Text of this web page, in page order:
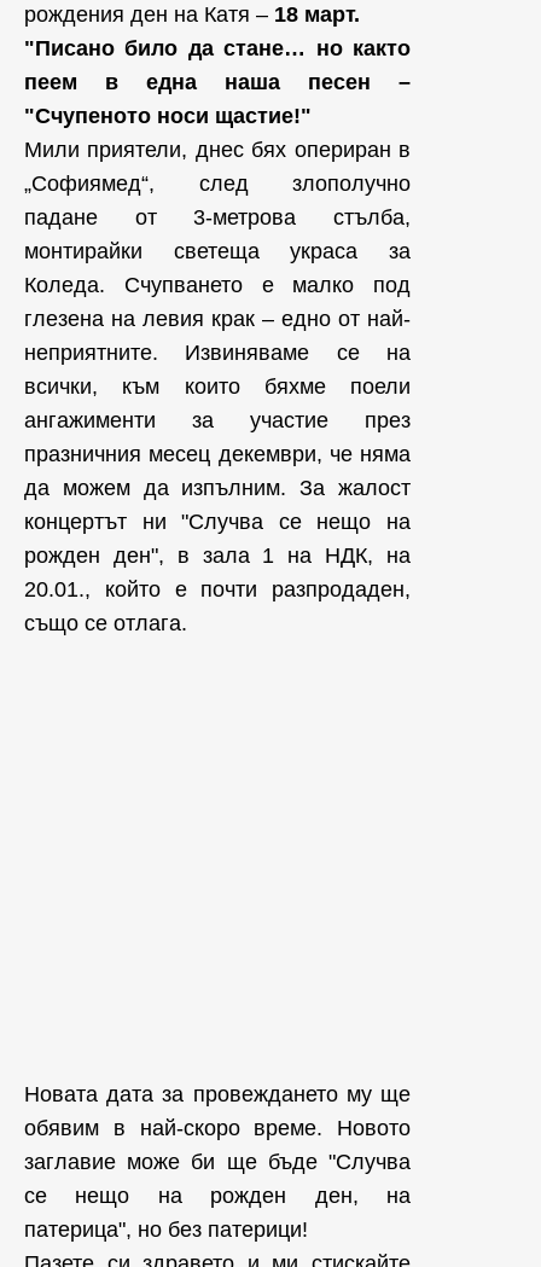
рождения ден на Катя – 18 март.
"Писано било да стане… но както
пеем в една наша песен –
"Счупеното носи щастие!"
Мили приятели, днес бях опериран в
„Софиямед“, след злополучно
падане от 3-метрова стълба,
монтирайки светеща украса за
Коледа. Счупването е малко под
глезена на левия крак – едно от най-
неприятните. Извиняваме се на
всички, към които бяхме поели
ангажименти за участие през
празничния месец декември, че няма
да можем да изпълним. За жалост
концертът ни "Случва се нещо на
рожден ден", в зала 1 на НДК, на
20.01., който е почти разпродаден,
също се отлага.
Новата дата за провеждането му ще
обявим в най-скоро време. Новото
заглавие може би ще бъде "Случва
се нещо на рожден ден, на
патерица", но без патерици!